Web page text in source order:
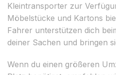
Kleintransporter zur
Möbelstücke und Kartons
Fahrer unterstützen dich
deiner Sachen und bringen
Wenn du einen größeren